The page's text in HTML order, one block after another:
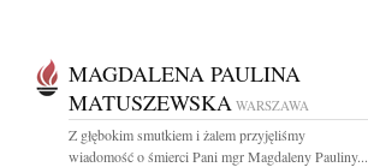
MAGDALENA PAULINA
MATUSZEWSKA WARSZAWA
Z głębokim smutkiem i żalem przyjęliśmy
wiadomość o śmierci Pani mgr Magdaleny Pauliny...